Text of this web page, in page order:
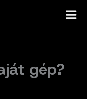
gép?